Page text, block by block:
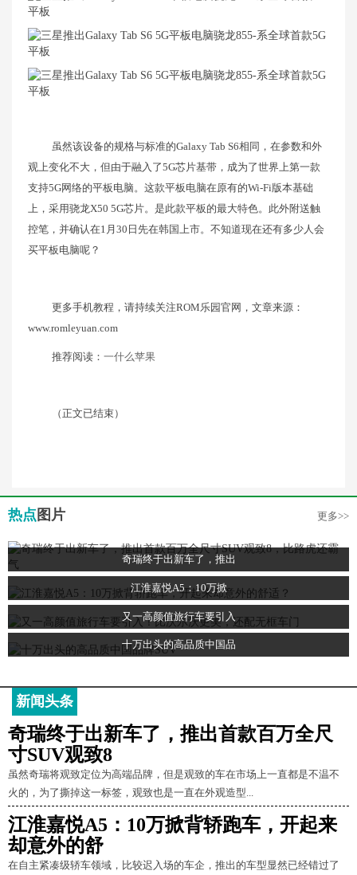
虽然该设备的规格与标准的Galaxy Tab S6相同，在参数和外
观上变化不大，但由于融入了5G芯片基带，成为了世界上第一款
支持5G网络的平板电脑。这款平板电脑在原有的Wi-Fi版本基础
上，采用骁龙X50 5G芯片。是此款平板的最大特色。此外附送触
控笔，并确认在1月30日先在韩国上市。不知道现在还有多少人会
买平板电脑呢？
更多手机教程，请持续关注ROM乐园官网，文章来源：
www.romleyuan.com
推荐阅读： 一什么苹果
（正文已结束）
热点 图片 更多>>
奇瑞终于出新车了，推出
江淮嘉悦A5：10万掀
又一高颜值旅行车要引入
十万出头的高品质中国品
新闻头条
奇瑞终于出新车了，推出首款百万全尺
寸SUV观致8
虽然奇瑞将观致定位为高端品牌，但是观致的车在市场上一直都是不温不
火的，为了撕掉这一标签，观致也是一直在外观造型...
江淮嘉悦A5：10万掀背轿跑车，开起来
却意外的舒
在自主紧凑级轿车领域，比较迟入场的车企，推出的车型显然已经错过了